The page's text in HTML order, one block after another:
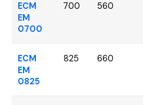
ECM
EM
0700
700 560
ECM
EM
0825
825 660